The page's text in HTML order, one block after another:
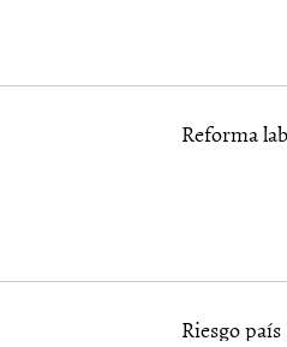
Reforma
Riesgo